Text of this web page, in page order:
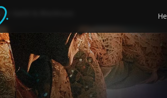
Gadd & Blacknuss